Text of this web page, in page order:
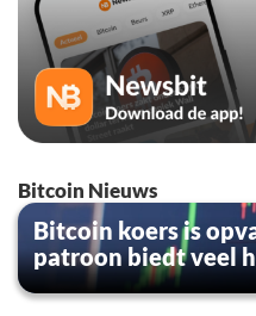
Bitcoin Nieuws
Bitcoin koers is
patroon biedt veel